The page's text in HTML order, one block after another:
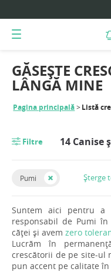
Pagina principală Listă
GĂSEȘTE
LÂNGĂ MINE
Filtre 14 Canise
Pumi Șterge
Suntem aici pentru a
responsabil de Pumi
căței și avem zero
Lucrăm în
crescătorii de pe site-ul
pun accent pe calitate